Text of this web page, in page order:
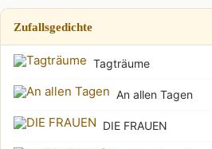
Zufallsgedichte
Tagträume
An allen Tagen
DIE FRAUEN